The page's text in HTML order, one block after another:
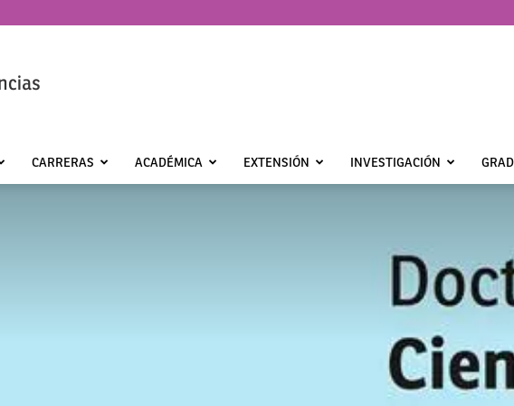
CARRERAS ACADÉMICA EXTENSIÓN INVESTIGACIÓN